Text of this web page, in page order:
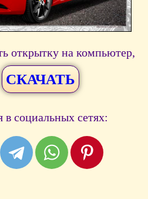
открытку на компьютер,
СКАЧАТЬ
в социальных сетях: